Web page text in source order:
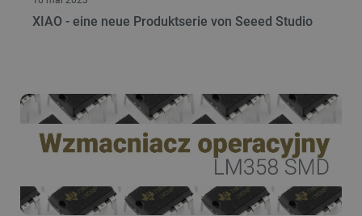
XIAO - eine neue Produktserie von Seeed Studio